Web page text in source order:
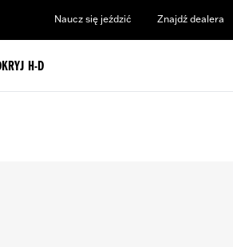
Naucz się jeździć Znajdź dealera
H-D